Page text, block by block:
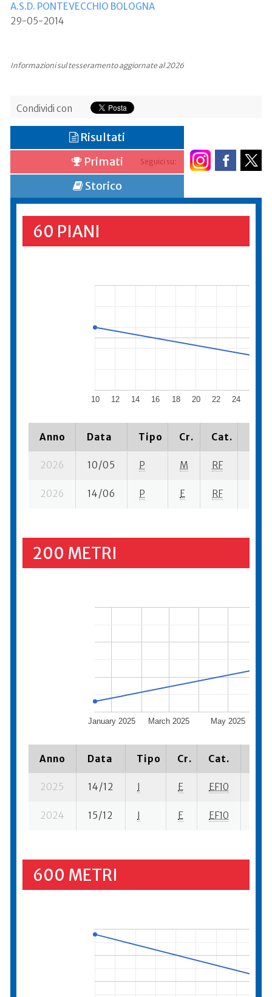
A.S.D. PONTEVECCHIO BOLOGNA
29-05-2014
Informazioni sul tesseramento aggiornate al 2026
Condividi con
Seguici su:
Risultati
Primati
Storico
60 PIANI
10 12 14 16 18 20 22 24
Anno Data Tipo Cr. Cat.
2026 10/05 P M RF
2026 14/06 P E RF
200 METRI
January 2025 March 2025 May 2025
Anno Data Tipo Cr. Cat.
2025 14/12 I E EF10
2024 15/12 I E EF10
600 METRI